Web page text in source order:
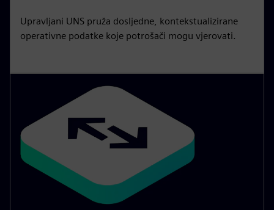
Upravljani UNS pruža dosljedne, kontekstualizirane
operativne podatke koje potrošači mogu vjerovati.